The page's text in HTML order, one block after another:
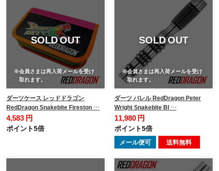
SOLD OUT
※会員さまは再入荷メールを受け
取れます。
ダーツケース レッドドラゴン
RedDragon Snakebite Fireston …
4,583 円
ポイント5倍
SOLD OUT
※会員さまは再入荷メールを受け
取れます。
ダーツ バレル RedDragon Peter
Wright Snakebite Bl …
11,980 円
ポイント5倍
メール便可 送料無料